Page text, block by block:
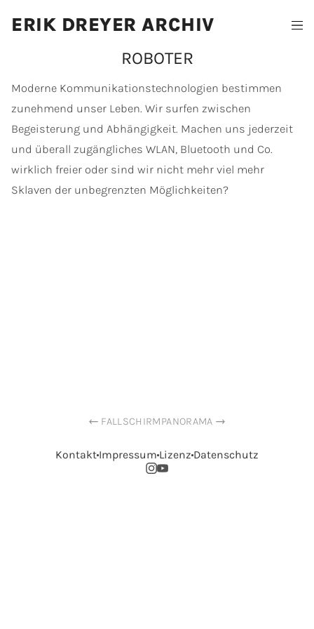
ERIK DREYER ARCHIV
ROBOTER
Moderne Kommunikationstechnologien bestimmen
zunehmend unser Leben. Wir surfen zwischen
Begeisterung und Abhängigkeit. Machen uns jederzeit
und überall zugängliches WLAN, Bluetooth und Co.
wirklich freier oder sind wir nicht mehr viel mehr
Sklaven der unbegrenzten Möglichkeiten?
FALLSCHIRMPANORAMA
KontaktImpressum Lizenz Datenschutz